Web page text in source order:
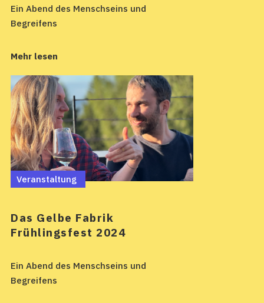
Ein Abend des Menschseins und
Begreifens
Mehr lesen
Veranstaltung
Das Gelbe Fabrik
Frühlingsfest 2024
Ein Abend des Menschseins und
Begreifens